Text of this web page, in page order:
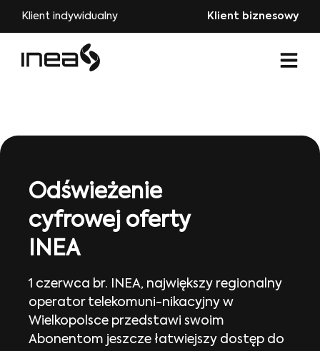
Klient indywidualny Klient biznesowy
Odświeżenie
cyfrowej oferty
INEA
1 czerwca br. INEA, największy regionalny
operator telekomuni-nikacyjny w
Wielkopolsce przedstawi swoim
Abonentom jeszcze łatwiejszy dostęp do